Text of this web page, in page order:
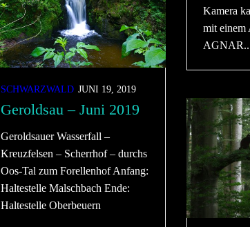
Kamera
mit
SCHWARZWALD JUNI 19, 2019
Geroldsau – Juni 2019
Geroldsauer Wasserfall –
Kreuzfelsen – Scherrhof – durchs
Oos-Tal zum Forellenhof Anfang:
Haltestelle Malschbach Ende:
Haltestelle Oberbeuern